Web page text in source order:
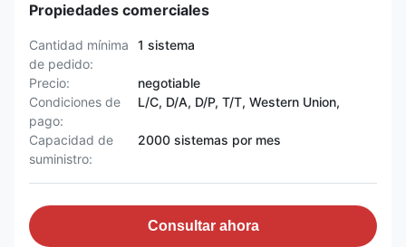
Propiedades comerciales
Cantidad mínima
de pedido:
1 sistema
Precio:
negotiable
Condiciones de
pago:
L/C, D/A, D/P, T/T, Western Union,
Capacidad de
suministro:
2000 sistemas por mes
Consultar ahora